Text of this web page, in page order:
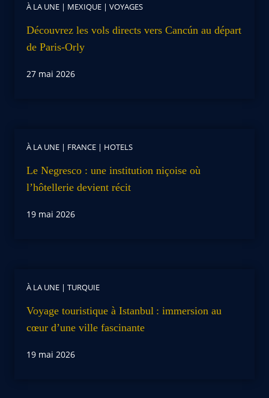
À LA UNE | MEXIQUE | VOYAGES
Découvrez les vols directs vers Cancún au départ
de Paris-Orly
27 mai 2026
À LA UNE | FRANCE | HOTELS
Le Negresco : une institution niçoise où
l’hôtellerie devient récit
19 mai 2026
À LA UNE | TURQUIE
Voyage touristique à Istanbul : immersion au
cœur d’une ville fascinante
19 mai 2026